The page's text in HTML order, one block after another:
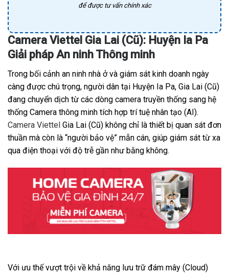
để được tư vấn chính xác
Camera Viettel Gia Lai (Cũ): Huyện Ia Pa
Giải pháp An ninh Thông minh
Trong bối cảnh an ninh nhà ở và giám sát kinh doanh ngày
càng được chú trọng, người dân tại Huyện Ia Pa, Gia Lai (Cũ)
đang chuyển dịch từ các dòng camera truyền thống sang hệ
thống Camera thông minh tích hợp trí tuệ nhân tạo (AI).
Camera Viettel Gia Lai (Cũ) không chỉ là thiết bị quan sát đơn
thuần mà còn là “người bảo vệ” mẫn cán, giúp giám sát từ xa
qua điện thoại với độ trễ gần như bằng không.
Với ưu thế vượt trội về khả năng lưu trữ đám mây (Cloud)